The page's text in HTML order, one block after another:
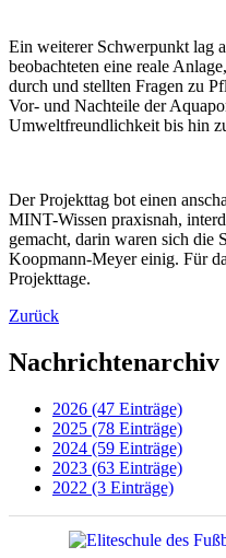
Ein weiterer Schwerpunkt lag
beobachteten eine reale
durch und stellten Fragen zu
Vor- und Nachteile der
Umweltfreundlichkeit bis hin
Der Projekttag bot einen
MINT-Wissen praxisnah,
gemacht, darin waren sich die
Koopmann-Meyer einig. Für
Projekttage.
Zurück
Nachrichtenarchiv
2026 (47 Einträge)
2025 (78 Einträge)
2024 (59 Einträge)
2023 (63 Einträge)
2022 (3 Einträge)